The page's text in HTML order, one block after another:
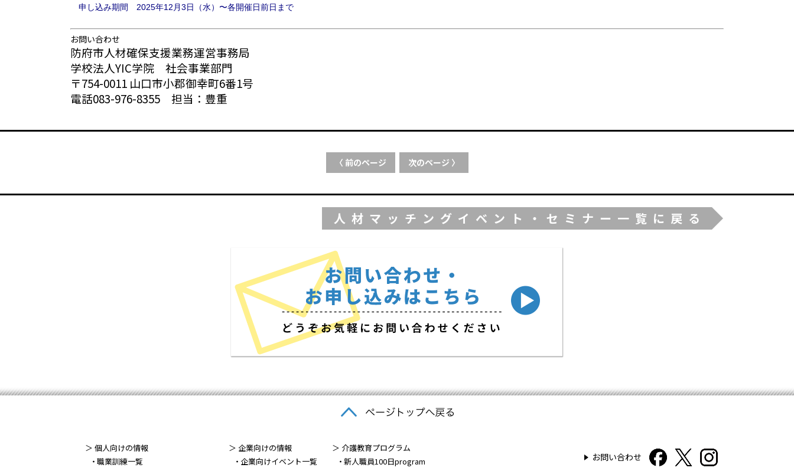
申し込み期間 2025年12月3日（水）〜各開催日前日まで
お問い合わせ
防府市人材確保支援業務運営事務局
学校法人YIC学院 社会事業部門
〒754-0011 山口市小郡御幸町6番1号
電話083-976-8355 担当：豊重
〈 前のページ 次のページ 〉
人材マッチングイベント・セミナー一覧に戻る
＞ 個人向けの情報
職業訓練一覧
＞ 企業向けの情報
企業向けイベント一覧
＞ 介護教育プログラム
新人職員100日program
お問い合わせ